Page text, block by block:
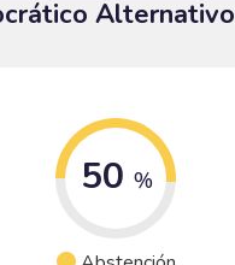
Alternativo
50 %